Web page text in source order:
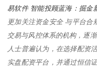
易软件 智能投顾蓝海：掘金
更加关注资金安全 与平台合
交易与风控体系的机构，逐
人士普遍认为，在选择配资
实盘配资平台，并通过恒信